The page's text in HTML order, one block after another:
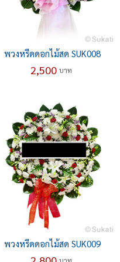
พวงหรีดดอกไม้สด SUK008
2,500 บาท
พวงหรีดดอกไม้สด SUK009
บาท